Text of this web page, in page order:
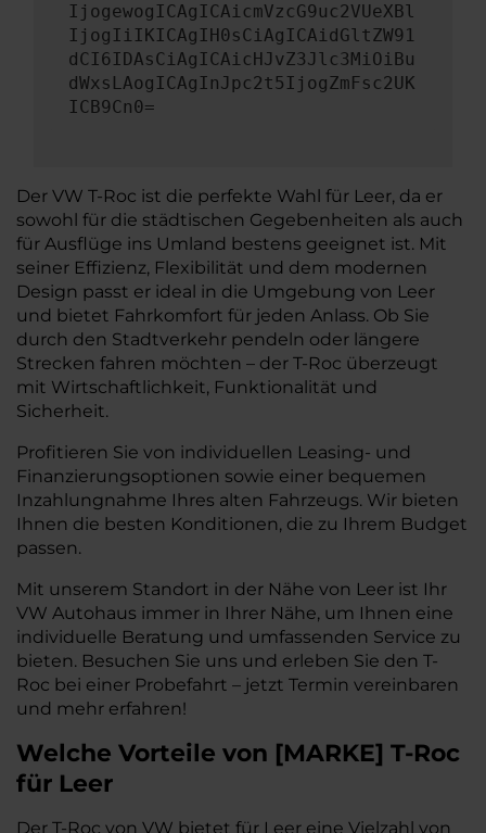
IjogewogICAgICAicmVzcG9uc2VUeXBl
IjogIiIKICAgIH0sCiAgICAidGltZW91
dCI6IDAsCiAgICAicHJvZ3Jlc3MiOiBu
dWxsLAogICAgInJpc2t5IjogZmFsc2UK
ICB9Cn0=
Der VW T-Roc ist die perfekte Wahl für Leer, da er
sowohl für die städtischen Gegebenheiten als auch
für Ausflüge ins Umland bestens geeignet ist. Mit
seiner Effizienz, Flexibilität und dem modernen
Design passt er ideal in die Umgebung von Leer
und bietet Fahrkomfort für jeden Anlass. Ob Sie
durch den Stadtverkehr pendeln oder längere
Strecken fahren möchten – der T-Roc überzeugt
mit Wirtschaftlichkeit, Funktionalität und
Sicherheit.
Profitieren Sie von individuellen Leasing- und
Finanzierungsoptionen sowie einer bequemen
Inzahlungnahme Ihres alten Fahrzeugs. Wir bieten
Ihnen die besten Konditionen, die zu Ihrem Budget
passen.
Mit unserem Standort in der Nähe von Leer ist Ihr
VW Autohaus immer in Ihrer Nähe, um Ihnen eine
individuelle Beratung und umfassenden Service zu
bieten. Besuchen Sie uns und erleben Sie den T-
Roc bei einer Probefahrt – jetzt Termin vereinbaren
und mehr erfahren!
Welche Vorteile von [MARKE] T-Roc
für Leer
Der T-Roc von VW bietet für Leer eine Vielzahl von